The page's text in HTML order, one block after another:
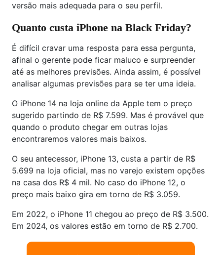
versão mais adequada para o seu perfil.
Quanto custa iPhone na Black Friday?
É difícil cravar uma resposta para essa pergunta,
afinal o gerente pode ficar maluco e surpreender
até as melhores previsões. Ainda assim, é possível
analisar algumas previsões para se ter uma ideia.
O iPhone 14 na loja online da Apple tem o preço
sugerido partindo de R$ 7.599. Mas é provável que
quando o produto chegar em outras lojas
encontraremos valores mais baixos.
O seu antecessor, iPhone 13, custa a partir de R$
5.699 na loja oficial, mas no varejo existem opções
na casa dos R$ 4 mil. No caso do iPhone 12, o
preço mais baixo gira em torno de R$ 3.059.
Em 2022, o iPhone 11 chegou ao preço de R$ 3.500.
Em 2024, os valores estão em torno de R$ 2.700.